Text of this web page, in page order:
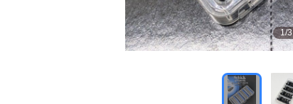
1/3